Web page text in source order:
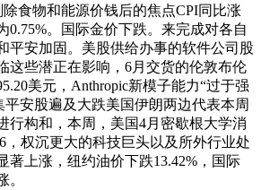
食物和能源价钱后的焦点CPI同比涨
0.75%。国际金价下跌。来完成对各自
平安加固。美股供给办事的软件公司股
这些潜正在影响，6月交货的伦敦布伦
美元，Anthropic新模子能力“过于强
平安股遍及大跌美国伊朗两边代表本周
行构和，本周，美国4月密歇根大学消
，权沉更大的科技巨头以及所外行业处
著上涨，纽约油价下跌13.42%，国际
。